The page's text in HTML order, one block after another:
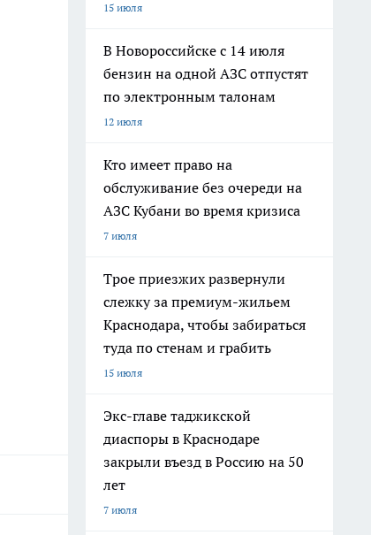
15 июля
В Новороссийске с 14 июля
бензин на одной АЗС отпустят
по электронным талонам
12 июля
Кто имеет право на
обслуживание без очереди на
АЗС Кубани во время кризиса
7 июля
Трое приезжих развернули
слежку за премиум-жильем
Краснодара, чтобы забираться
туда по стенам и грабить
15 июля
Экс-главе таджикской
диаспоры в Краснодаре
закрыли въезд в Россию на 50
лет
7 июля